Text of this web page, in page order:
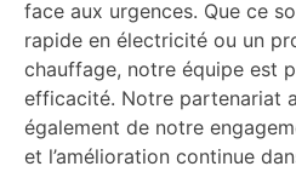
face aux urgences. Que ce
rapide en électricité ou un
chauffage, notre équipe est
efficacité. Notre partenariat
également de notre
et l’amélioration continue